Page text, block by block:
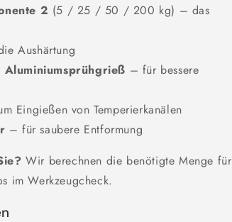
2 (5 / 25 / 50 / 200 kg) – das
Aushärtung
– für bessere
Eingießen von Temperierkanälen
– für saubere Entformung
Wir berechnen die benötigte Menge für
im Werkzeugcheck.